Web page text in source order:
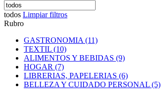
todos Limpiar filtros
Rubro
GASTRONOMIA (11)
TEXTIL (10)
ALIMENTOS Y BEBIDAS (9)
HOGAR (7)
LIBRERIAS, PAPELERIAS (6)
BELLEZA Y CUIDADO PERSONAL (5)